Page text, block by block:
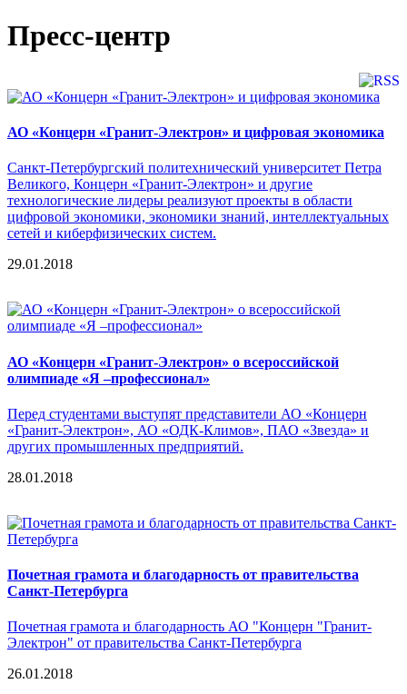
Пресс-центр
АО «Концерн «Гранит-Электрон» и цифровая экономика
Санкт-Петербургский политехнический университет Петра
Великого, Концерн «Гранит-Электрон» и другие
технологические лидеры реализуют проекты в области
цифровой экономики, экономики знаний, интеллектуальных
сетей и киберфизических систем.
29.01.2018
АО «Концерн «Гранит-Электрон» о всероссийской
олимпиаде «Я –профессионал»
Перед студентами выступят представители АО «Концерн
«Гранит-Электрон», АО «ОДК-Климов», ПАО «Звезда» и
других промышленных предприятий.
28.01.2018
Почетная грамота и благодарность от правительства
Санкт-Петербурга
Почетная грамота и благодарность АО "Концерн "Гранит-
Электрон" от правительства Санкт-Петербурга
26.01.2018